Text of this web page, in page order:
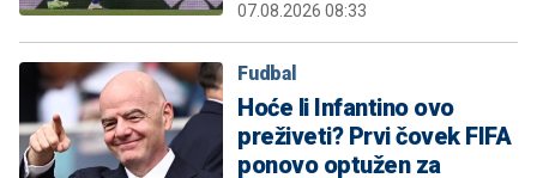
07.08.2026 08:33
Fudbal
Hoće li Infantino ovo
preživeti? Prvi čovek FIFA
ponovo optužen za